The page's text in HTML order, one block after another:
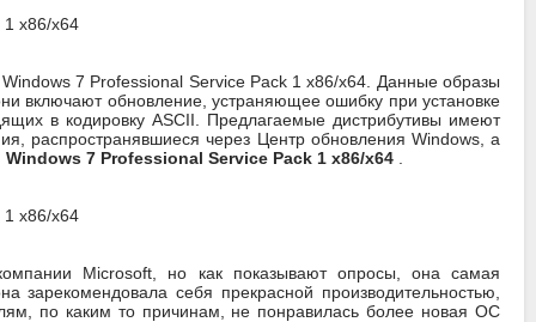
7 Professional Service Pack 1 x86/x64. Данные образы
включают обновление, устраняющее ошибку при установке
в кодировку ASCII. Предлагаемые дистрибутивы имеют
распространявшиеся через Центр обновления Windows, а
Windows 7 Professional Service Pack 1 x86/x64
Microsoft, но как показывают опросы, она самая
себя прекрасной производительностью,
по каким то причинам, не понравилась более новая ОС